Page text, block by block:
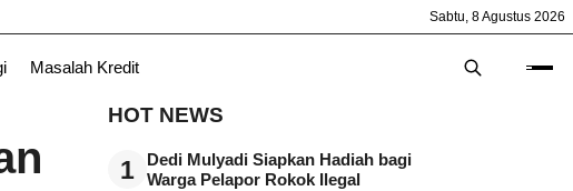
Sabtu, 8 Agustus 2026
Masalah Kredit
HOT NEWS
1
Dedi Mulyadi Siapkan Hadiah bagi
Warga Pelapor Rokok Ilegal